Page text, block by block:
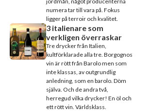
numera tar till vara på. Fokus
ligger på terroir och kvalitet.
3 italienare som
verkligen överraskar
Tre drycker från Italien,
kultförklarade alla tre. Borgognos
vin är rött från Barolo men som
inte klassas, av outgrundlig
anledning, som en barolo. Döm
själva. Och de andra två,
herregud vilka drycker! En öl och
ett rött vin. Världsklass.